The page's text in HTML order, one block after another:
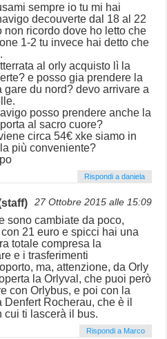
sempre io tu mi hai
decouverte dal 18 al 22
non ricordo dove ho letto che
1-2 tu invece hai detto che
al orly acquisto lì la
e posso gia prendere la
gare du nord? devo arrivare a
posso prendere anche la
al sacro cuore?
circa 54€ xke siamo in
più conveniente?
Rispondi a daniela
27 Ottobre 2015 alle 15:09
sono cambiate da poco,
21 euro e spicci hai una
totale compresa la
e i trasferimenti
ma, attenzione, da Orly
la Orlyval, che puoi però
con Orlybus, e poi con la
Denfert Rocherau, che è il
cui ti lascerà il bus.
Rispondi a Marco